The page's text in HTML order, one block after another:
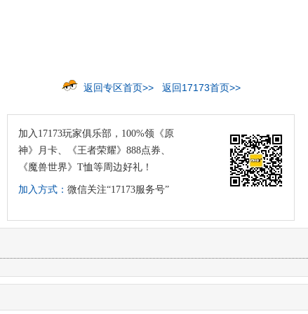
返回专区首页>> 返回17173首页>>
加入17173玩家俱乐部，100%领《原
神》月卡、《王者荣耀》888点券、
《魔兽世界》T恤等周边好礼！
加入方式： 微信关注“17173服务号”